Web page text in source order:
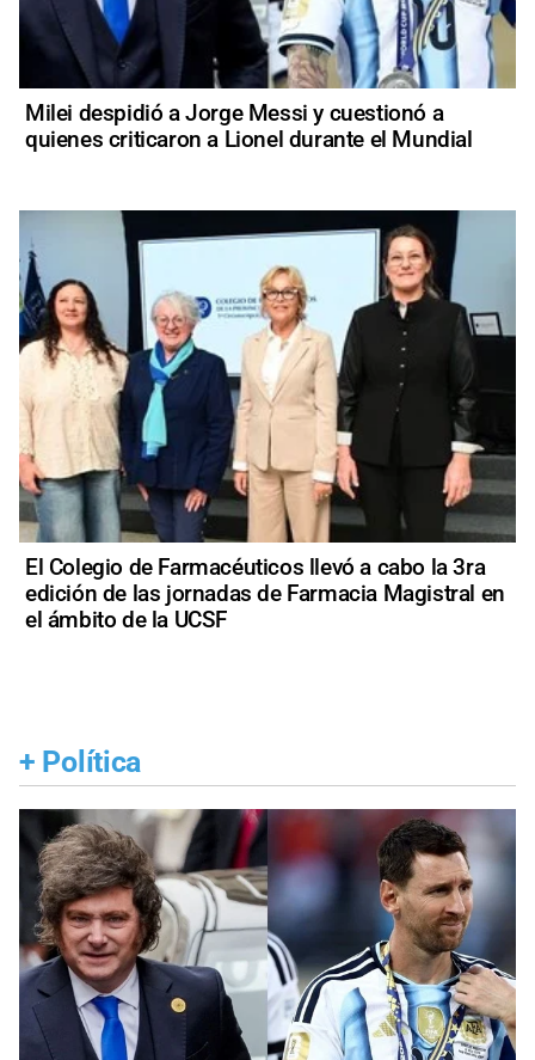
Milei despidió a Jorge Messi y cuestionó a
quienes criticaron a Lionel durante el Mundial
El Colegio de Farmacéuticos llevó a cabo la 3ra
edición de las jornadas de Farmacia Magistral en
el ámbito de la UCSF
+ Política